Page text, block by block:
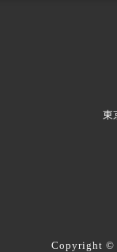
東
Copyright ©